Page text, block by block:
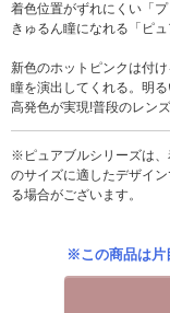
着色位置がずれにくい「
きゅるん瞳になれる「ピュ
新色のホットピンクは付
瞳を演出してくれる。明
高発色が実現!普段のレン
※ピュアブルシリーズは
のサイズに適したデザイ
る場合がございます。
※この商品は片